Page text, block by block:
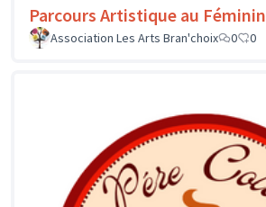
Parcours Artistique au Féminin
Association Les Arts Bran'choix
0 0